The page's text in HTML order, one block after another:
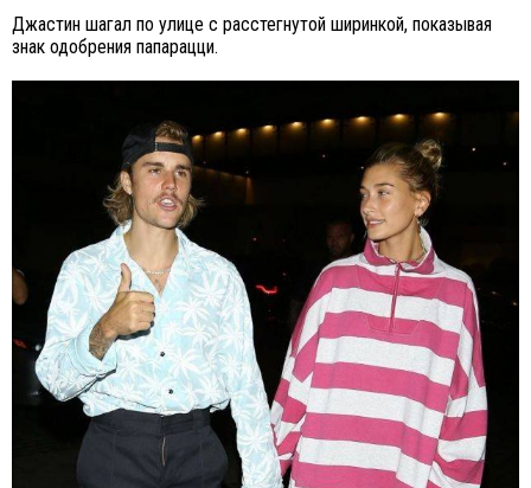
Джастин шагал по улице с расстегнутой ширинкой, показывая
знак одобрения папарацци.